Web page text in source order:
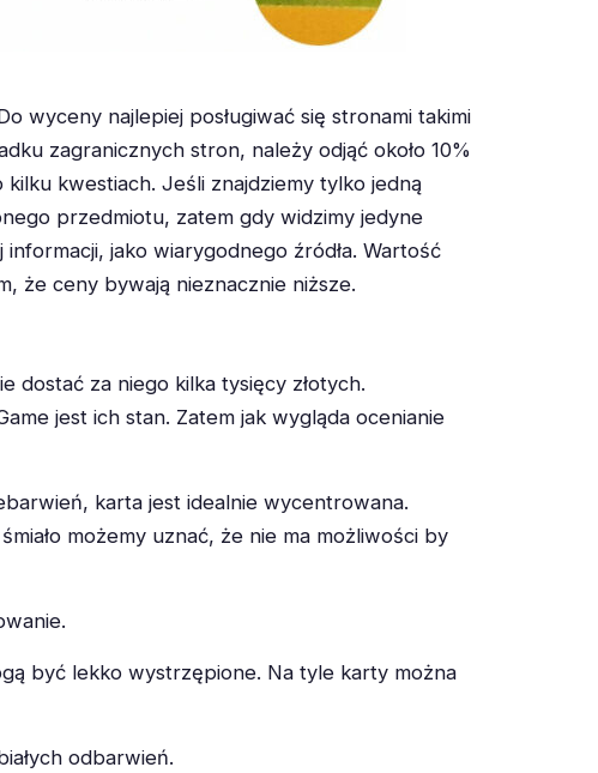
wyceny najlepiej posługiwać się stronami takimi
zagranicznych stron, należy odjąć około 10%
kwestiach. Jeśli znajdziemy tylko jedną
przedmiotu, zatem gdy widzimy jedyne
jako wiarygodnego źródła. Wartość
że ceny bywają nieznacznie niższe.
dostać za niego kilka tysięcy złotych.
jest ich stan. Zatem jak wygląda ocenianie
karta jest idealnie wycentrowana.
możemy uznać, że nie ma możliwości by
być lekko wystrzępione. Na tyle karty można
odbarwień.